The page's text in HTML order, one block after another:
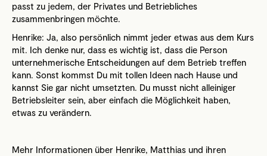
passt zu jedem, der Privates und Betriebliches
zusammenbringen möchte.
Henrike: Ja, also persönlich nimmt jeder etwas aus dem Kurs
mit. Ich denke nur, dass es wichtig ist, dass die Person
unternehmerische Entscheidungen auf dem Betrieb treffen
kann. Sonst kommst Du mit tollen Ideen nach Hause und
kannst Sie gar nicht umsetzten. Du musst nicht alleiniger
Betriebsleiter sein, aber einfach die Möglichkeit haben,
etwas zu verändern.
Mehr Informationen über Henrike, Matthias und ihren